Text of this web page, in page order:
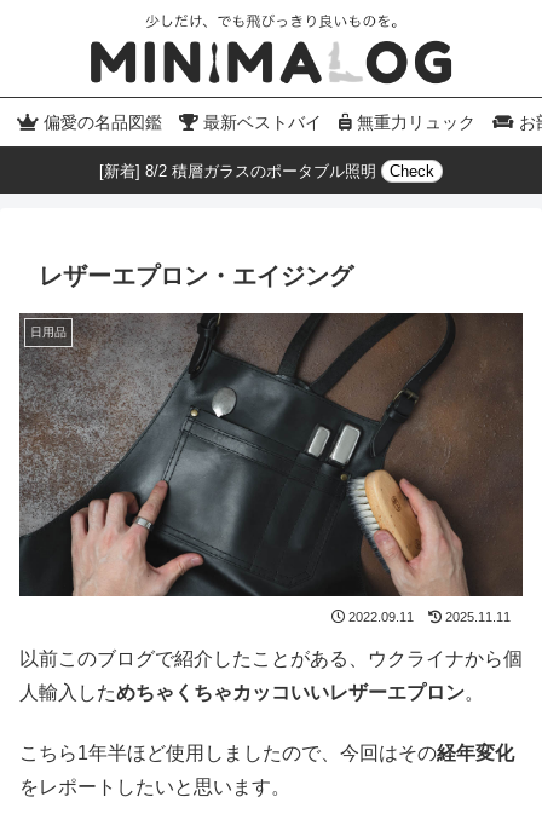
偏愛の名品図鑑 最新ベストバイ 無重力リュック お
[新着] 8/2 積層ガラスのポータブル照明 Check
レザーエプロン・エイジング
日用品
2022.09.11 2025.11.11
以前このブログで紹介したことがある、ウクライナから個
人輸入しためちゃくちゃカッコいいレザーエプロン。
こちら1年半ほど使用しましたので、今回はその経年変化
をレポートしたいと思います。